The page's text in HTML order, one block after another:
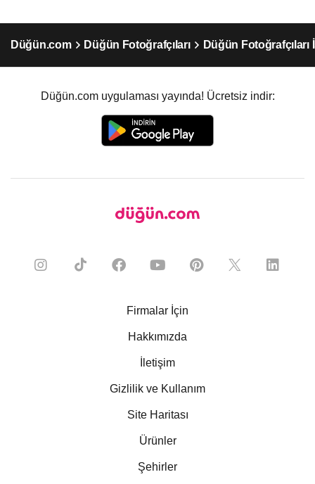
Düğün.com Düğün Fotoğrafçıları Düğün Fotoğrafçıları
Düğün.com uygulaması yayında! Ücretsiz indir:
Firmalar İçin
Hakkımızda
İletişim
Gizlilik ve Kullanım
Site Haritası
Ürünler
Şehirler